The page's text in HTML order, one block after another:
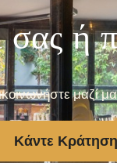
σας ή
μαζί
Κάντε Κράτηση